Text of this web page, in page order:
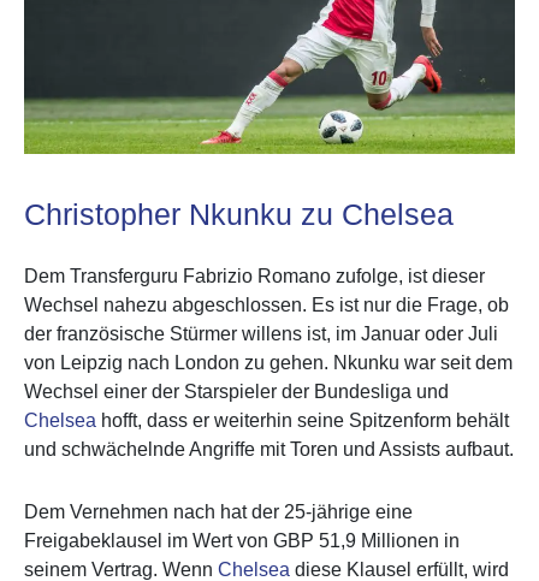
Christopher Nkunku zu Chelsea
Dem Transferguru Fabrizio Romano zufolge, ist dieser
Wechsel nahezu abgeschlossen. Es ist nur die Frage, ob
der französische Stürmer willens ist, im Januar oder Juli
von Leipzig nach London zu gehen. Nkunku war seit dem
Wechsel einer der Starspieler der Bundesliga und
Chelsea hofft, dass er weiterhin seine Spitzenform behält
und schwächelnde Angriffe mit Toren und Assists aufbaut.
Dem Vernehmen nach hat der 25-jährige eine
Freigabeklausel im Wert von GBP 51,9 Millionen in
seinem Vertrag. Wenn Chelsea diese Klausel erfüllt, wird